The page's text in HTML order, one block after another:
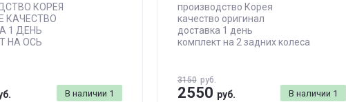
КОРЕЯ
КАЧЕСТВО
1 ДЕНЬ
НА ОСЬ
В наличии 1
производство Корея
качество оригинал
доставка 1 день
комплект на 2 задних колеса
В наличии 1
3150 руб.
2550 руб.